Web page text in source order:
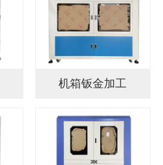
机箱钣金加工